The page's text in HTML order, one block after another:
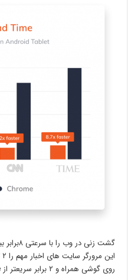
گشت زنی در وب را با سرعتی ۸برابر بیشتر از Chrome و Safari انجام دهید.
روی گوشی همراه و ۲ برابر سریعتر از Chrome بر روی کامپیوتر بالا می آورد.